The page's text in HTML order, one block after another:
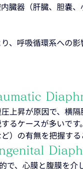
臓器（肝臓、胆嚢
、呼吸循環系への
上昇が原因で、横隔
るケースが多いです。
）の有無を把握する
、心膜と腹膜を介